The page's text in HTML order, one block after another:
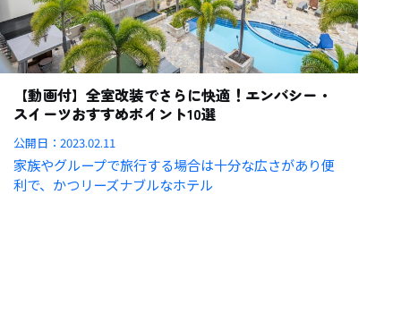
【動画付】全室改装でさらに快適！エンバシー・
スイーツおすすめポイント10選
公開日：2023.02.11
家族やグループで旅行する場合は十分な広さがあり便
利で、かつリーズナブルなホテル